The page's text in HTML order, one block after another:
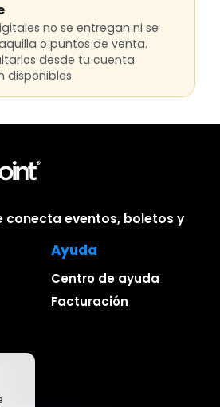
no se entregan ni se
o puntos de venta.
desde tu cuenta
disponibles.
conecta eventos, boletos y
Ayuda
Centro de ayuda
Facturación